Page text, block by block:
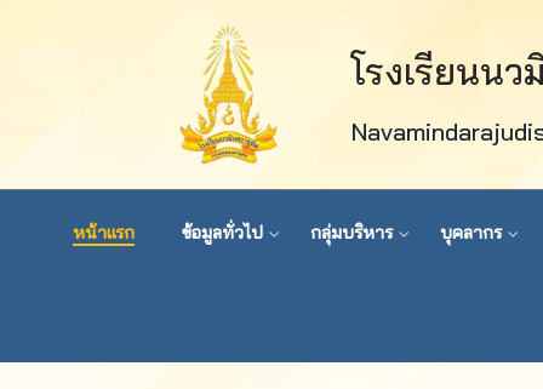
โรงเรียนน
หน้าแรก ข้อมูลทั่วไป กลุ่มบริหาร บุคลากร